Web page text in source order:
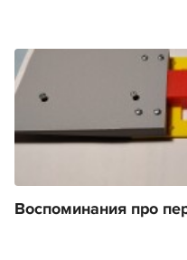
Воспоминания про